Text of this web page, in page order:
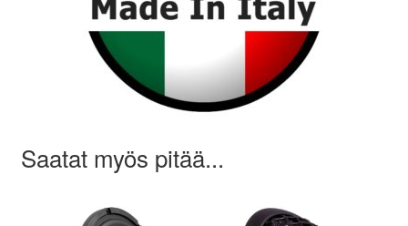
Saatat myös pitää...